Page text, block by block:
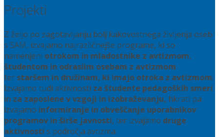
Projekti
Z željo po zagotavljanju bolj kakovostnega življenja oseb
s SAM, izvajamo najrazličnejše programe, ki so
namenjeni otrokom in mladostnike z avtizmom,
študentom in odraslim osebam z avtizmom
ter staršem in družinam, ki imajo otroka z avtizmom.
Izvajamo tudi aktivnosti za študente pedagoških smeri
in za zaposlene v vzgoji in izobraževanju, hkrati pa
izvajamo informiranje in obveščanje uporabnikov
programov in širše javnosti, ter izvajamo druge
aktivnosti s področja avtizma.